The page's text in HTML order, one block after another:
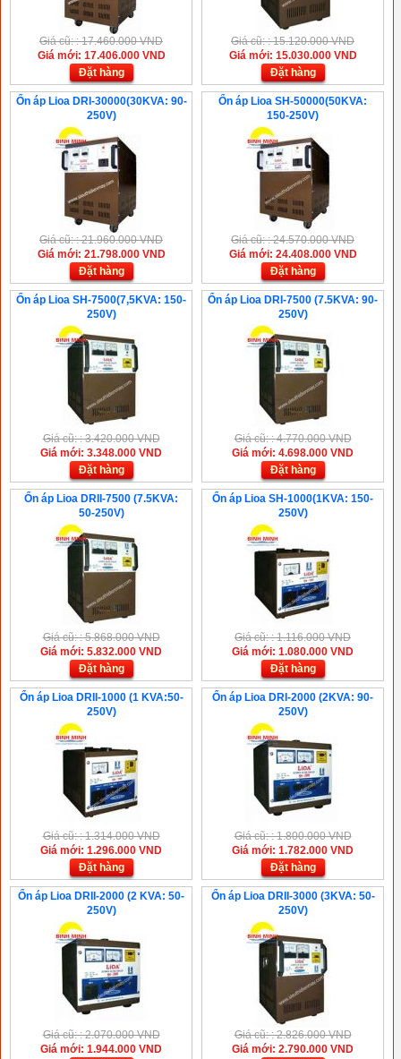
Giá cũ: : 17.460.000 VND
Giá mới: 17.406.000 VND
Đặt hàng
Giá cũ: : 15.120.000 VND
Giá mới: 15.030.000 VND
Đặt hàng
Ổn áp Lioa DRI-30000(30KVA: 90-
250V)
Giá cũ: : 21.960.000 VND
Giá mới: 21.798.000 VND
Đặt hàng
Ổn áp Lioa SH-50000(50KVA:
150-250V)
Giá cũ: : 24.570.000 VND
Giá mới: 24.408.000 VND
Đặt hàng
Ổn áp Lioa SH-7500(7,5KVA: 150-
250V)
Giá cũ: : 3.420.000 VND
Giá mới: 3.348.000 VND
Đặt hàng
Ổn áp Lioa DRI-7500 (7.5KVA: 90-
250V)
Giá cũ: : 4.770.000 VND
Giá mới: 4.698.000 VND
Đặt hàng
Ổn áp Lioa DRII-7500 (7.5KVA:
50-250V)
Giá cũ: : 5.868.000 VND
Giá mới: 5.832.000 VND
Đặt hàng
Ổn áp Lioa SH-1000(1KVA: 150-
250V)
Giá cũ: : 1.116.000 VND
Giá mới: 1.080.000 VND
Đặt hàng
Ổn áp Lioa DRII-1000 (1 KVA:50-
250V)
Giá cũ: : 1.314.000 VND
Giá mới: 1.296.000 VND
Đặt hàng
Ổn áp Lioa DRI-2000 (2KVA: 90-
250V)
Giá cũ: : 1.800.000 VND
Giá mới: 1.782.000 VND
Đặt hàng
Ổn áp Lioa DRII-2000 (2 KVA: 50-
250V)
Giá cũ: : 2.070.000 VND
Giá mới: 1.944.000 VND
Ổn áp Lioa DRII-3000 (3KVA: 50-
250V)
Giá cũ: : 2.826.000 VND
Giá mới: 2.790.000 VND